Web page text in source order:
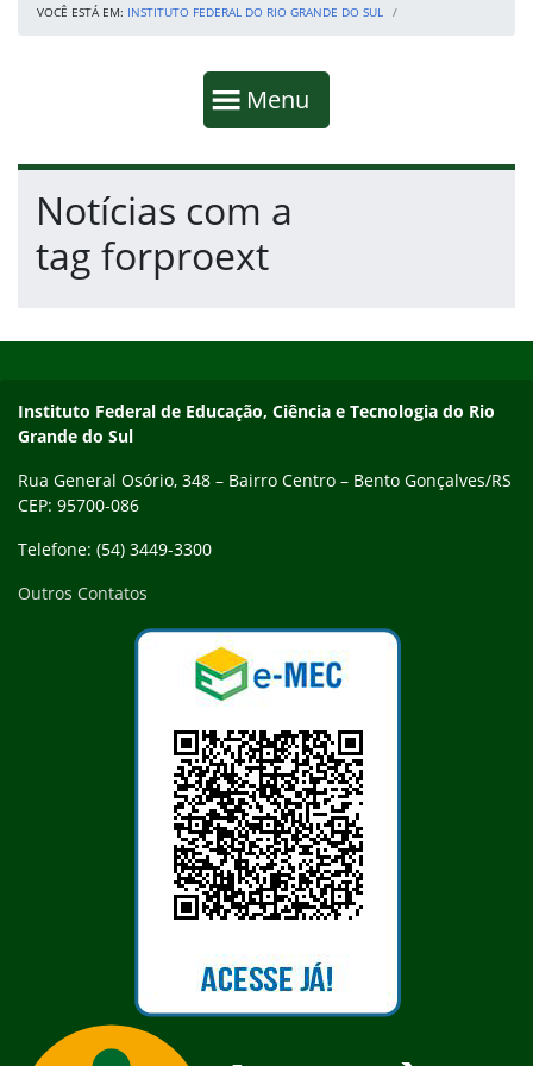
VOCÊ ESTÁ EM: INSTITUTO FEDERAL DO RIO GRANDE DO SUL
Mostrar
Menu
Fim da navegação
Início do conteúdo
Notícias com a
tag forproext
Contato
Instituto Federal de Educação, Ciência e Tecnologia do Rio
Grande do Sul
Rua General Osório, 348 – Bairro Centro – Bento Gonçalves/RS
CEP: 95700-086
Telefone: (54) 3449-3300
Outros Contatos